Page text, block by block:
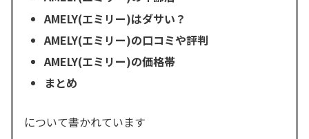
AMELY(エミリー)はダサい？
AMELY(エミリー)の口コミや評判
AMELY(エミリー)の価格帯
まとめ
について書かれています